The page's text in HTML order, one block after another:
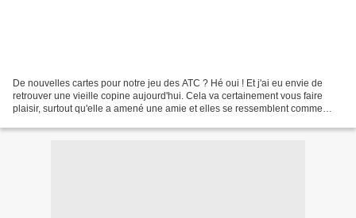
De nouvelles cartes pour notre jeu des ATC ? Hé oui ! Et j'ai eu envie de
retrouver une vieille copine aujourd'hui. Cela va certainement vous faire
plaisir, surtout qu'elle a amené une amie et elles se ressemblent comme